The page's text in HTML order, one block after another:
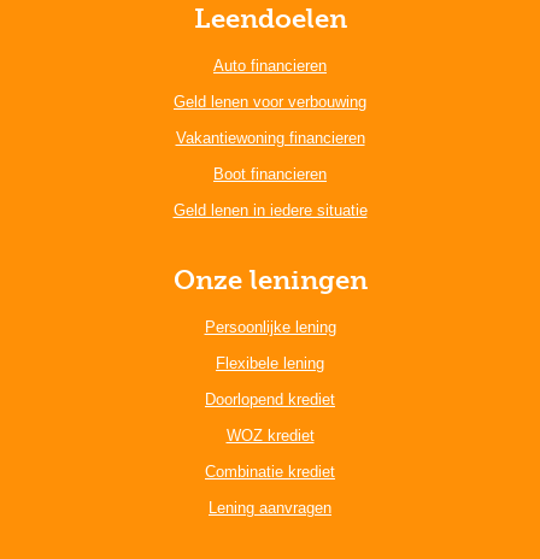
Leendoelen
Auto financieren
Geld lenen voor verbouwing
Vakantiewoning financieren
Boot financieren
Geld lenen in iedere situatie
Onze leningen
Persoonlijke lening
Flexibele lening
Doorlopend krediet
WOZ krediet
Combinatie krediet
Lening aanvragen